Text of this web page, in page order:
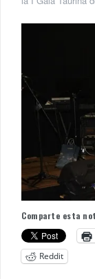
Comparte esta
Reddit